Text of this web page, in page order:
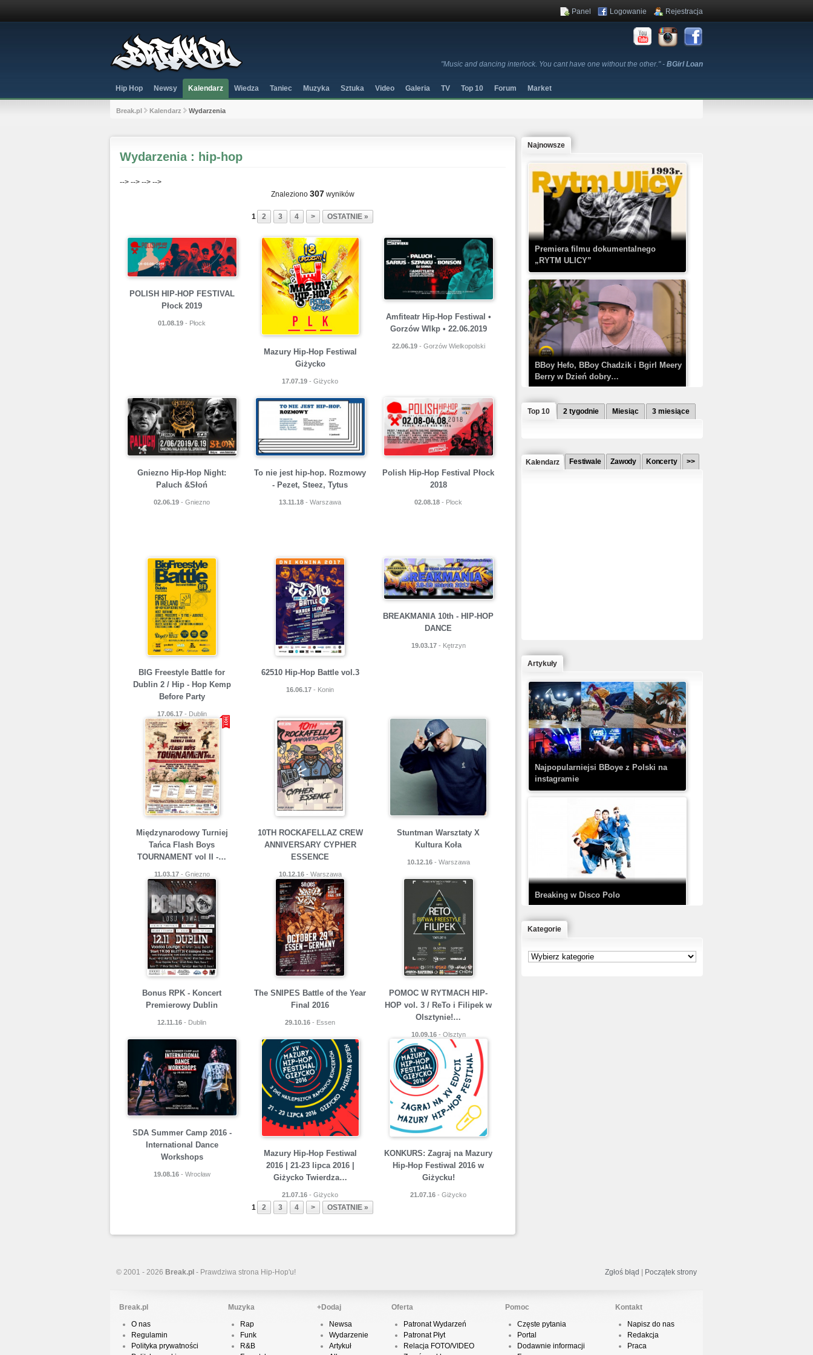
"Music and dancing interlock. You cant have one without the other." - BGirl Loan
Panel Logowanie Rejestracja
Hip Hop Newsy Kalendarz Wiedza Taniec Muzyka Sztuka Video Galeria TV Top 10 Forum Market
Break.pl Kalendarz Wydarzenia
Wydarzenia : hip-hop
--> --> --> -->
Znaleziono 307 wyników
1 2 3 4 > OSTATNIE »
POLISH HIP-HOP FESTIVAL
Płock 2019
01.08.19 - Płock
Mazury Hip-Hop Festiwal
Giżycko
17.07.19 - Giżycko
Amfiteatr Hip-Hop Festiwal •
Gorzów Wlkp • 22.06.2019
22.06.19- Gorzów Wielkopolski
Gniezno Hip-Hop Night:
Paluch &Słoń
02.06.19 - Gniezno
To nie jest hip-hop. Rozmowy
- Pezet, Steez, Tytus
13.11.18 - Warszawa
Polish Hip-Hop Festival Płock
2018
02.08.18 - Plock
BIG Freestyle Battle for
Dublin 2 / Hip - Hop Kemp
Before Party
17.06.17- Dublin
62510 Hip-Hop Battle vol.3
16.06.17 - Konin
BREAKMANIA 10th - HIP-HOP
DANCE
19.03.17- Kętrzyn
Międzynarodowy Turniej
Tańca Flash Boys
TOURNAMENT vol II -…
11.03.17- Gniezno
10TH ROCKAFELLAZ CREW
ANNIVERSARY CYPHER
ESSENCE
10.12.16- Warszawa
Stuntman Warsztaty X
Kultura Koła
10.12.16- Warszawa
Bonus RPK - Koncert
Premierowy Dublin
12.11.16 - Dublin
The SNIPES Battle of the Year
Final 2016
29.10.16 - Essen
POMOC W RYTMACH HIP-
HOP vol. 3 / ReTo i Filipek w
Olsztynie!…
10.09.16- Olsztyn
SDA Summer Camp 2016 -
International Dance
Workshops
19.08.16- Wrocław
Mazury Hip-Hop Festiwal
2016 | 21-23 lipca 2016 |
Giżycko Twierdza…
21.07.16 - Giżycko
KONKURS: Zagraj na Mazury
Hip-Hop Festiwal 2016 w
Giżycku!
21.07.16 - Giżycko
1 2 3 4 > OSTATNIE »
Najnowsze
Premiera filmu dokumentalnego
„RYTM ULICY”
BBoy Hefo, BBoy Chadzik i Bgirl Meery
Berry w Dzień dobry…
Kaczorex w najnowszym klipie: HRYPA
– Kobieta z walizką
TEDE & SIR MICH - KICKDOWN /
DISCO NOIR
Prod. Chubeats, Scratch:…
Odsłuch taśmy Camey - Rytm Ulicy 99
Top 10 2 tygodnie Miesiąc 3 miesiące
Kalendarz Festiwale Zawody Koncerty >>
Artykuły
Najpopularniejsi BBoye z Polski na
instagramie
Breaking w Disco Polo
Top 10 podsumowanie 2018 roku w
Kategorie
© 2001 - 2026 Break.pl - Prawdziwa strona Hip-Hop'u! Zgłoś błąd Początek strony
Break.pl
O nas
Regulamin
Polityka prywatności
Muzyka
Rap
Funk
R&B
+Dodaj
Newsa
Wydarzenie
Artykuł
Oferta
Patronat Wydarzeń
Patronat Płyt
Relacja FOTO/VIDEO
Pomoc
Częste pytania
Portal
Dodawnie informacji
Kontakt
Napisz do nas
Redakcja
Praca